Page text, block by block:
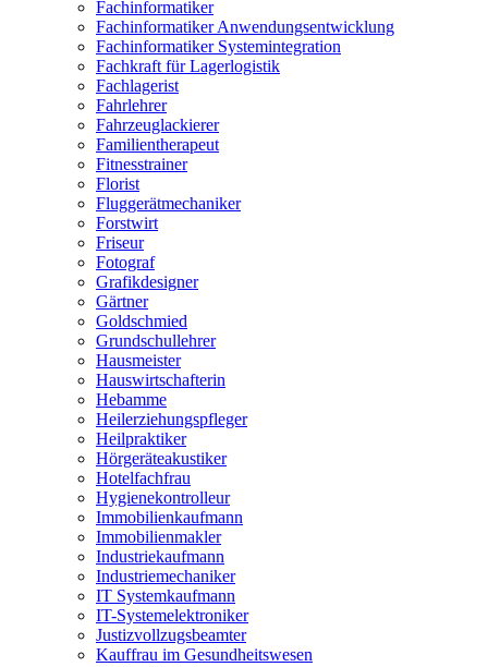
Fachinformatiker
Fachinformatiker Anwendungsentwicklung
Fachinformatiker Systemintegration
Fachkraft für Lagerlogistik
Fachlagerist
Fahrlehrer
Fahrzeuglackierer
Familientherapeut
Fitnesstrainer
Florist
Fluggerätmechaniker
Forstwirt
Friseur
Fotograf
Grafikdesigner
Gärtner
Goldschmied
Grundschullehrer
Hausmeister
Hauswirtschafterin
Hebamme
Heilerziehungspfleger
Heilpraktiker
Hörgeräteakustiker
Hotelfachfrau
Hygienekontrolleur
Immobilienkaufmann
Immobilienmakler
Industriekaufmann
Industriemechaniker
IT Systemkaufmann
IT-Systemelektroniker
Justizvollzugsbeamter
Kauffrau im Gesundheitswesen